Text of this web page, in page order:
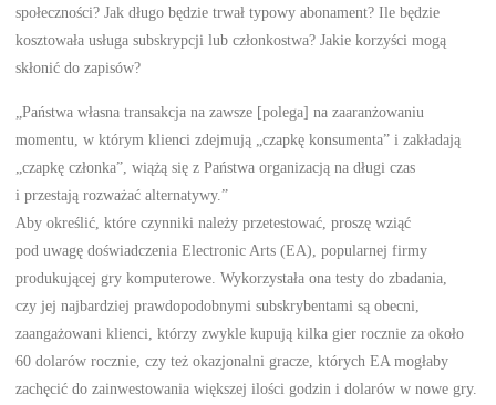
społeczności? Jak długo będzie trwał typowy abonament? Ile będzie
kosztowała usługa subskrypcji lub członkostwa? Jakie korzyści mogą
skłonić do zapisów?
„Państwa własna transakcja na zawsze [polega] na zaaranżowaniu
momentu, w którym klienci zdejmują „czapkę konsumenta” i zakładają
„czapkę członka”, wiążą się z Państwa organizacją na długi czas
i przestają rozważać alternatywy.”
Aby określić, które czynniki należy przetestować, proszę wziąć
pod uwagę doświadczenia Electronic Arts (EA), popularnej firmy
produkującej gry komputerowe. Wykorzystała ona testy do zbadania,
czy jej najbardziej prawdopodobnymi subskrybentami są obecni,
zaangażowani klienci, którzy zwykle kupują kilka gier rocznie za około
60 dolarów rocznie, czy też okazjonalni gracze, których EA mogłaby
zachęcić do zainwestowania większej ilości godzin i dolarów w nowe gry.